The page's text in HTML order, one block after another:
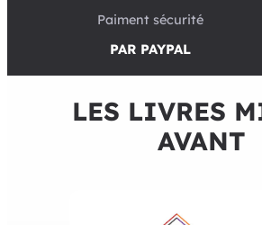
Paiment sécurité
PAR PAYPAL
LES LIVRES
AVANT